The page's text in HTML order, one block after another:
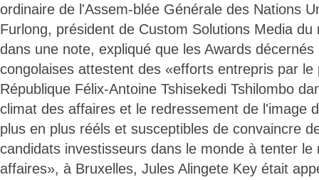
ordinaire de l'Assem-blée Générale des Nations
Furlong, président de Custom Solutions Media
dans une note, expliqué que les Awards
congolaises attestent des «efforts entrepris par le
République Félix-Antoine Tshisekedi Tshilombo
climat des affaires et le redressement de l'image
plus en plus rééls et susceptibles de convaincre
candidats investisseurs dans le monde à tenter le
affaires», à Bruxelles, Jules Alingete Key était